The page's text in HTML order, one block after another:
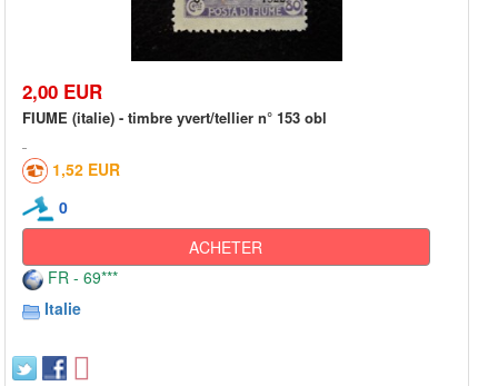
2,00 EUR
FIUME (italie) - timbre yvert/tellier n° 153 obl
1,52 EUR
0
ACHETER
FR - 69***
Italie